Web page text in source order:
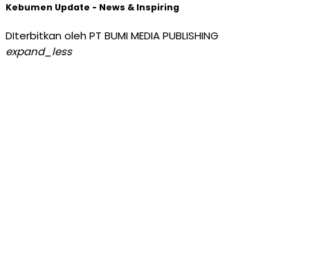
Kebumen Update - News & Inspiring
DIterbitkan oleh PT BUMI MEDIA PUBLISHING
expand_less